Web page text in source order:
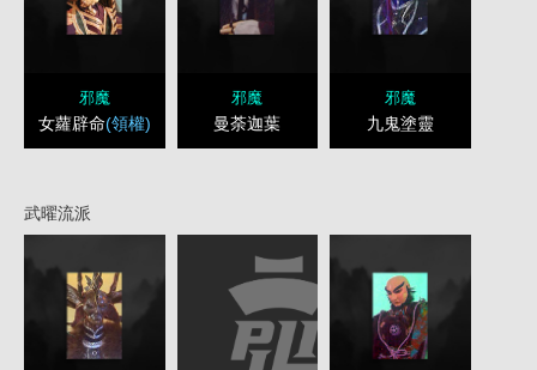
邪魔
女蘿辟命(領權)
邪魔
曼荼迦葉
邪魔
九鬼塗靈
武曜流派